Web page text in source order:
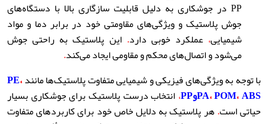
PP در جوشکاری به دلیل قابلیت سازگاری بالا با دستگاه‌های
جوش پلاستیک و ویژگی‌های مقاومتی خود در برابر دما و مواد
شیمیایی، عملکرد خوبی دارد. این پلاستیک به راحتی جوش
می‌شود و اتصال‌های محکم و مقاومی ایجاد می‌کند.
با توجه به ویژگی‌های فیزیکی و شیمیایی متفاوت پلاستیک‌ها مانند PE،
PA،POM،ABS وPP، انتخاب درست پلاستیک برای جوشکاری بسیار
حیاتی است.هر پلاستیک به دلایل خاص خود برای کاربردهای متفاوت